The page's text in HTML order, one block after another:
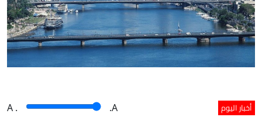
أخبار اليوم A . .A